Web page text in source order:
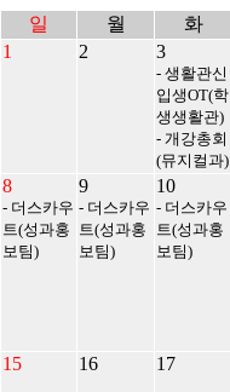
일 월 화
1
2 3
- 생활관신
입생OT(학
생생활관)
- 개강총회
(뮤지컬과)
8
- 더스카우
트(성과홍
보팀)
9
- 더스카우
트(성과홍
보팀)
10
- 더스카우
트(성과홍
보팀)
15 16 17